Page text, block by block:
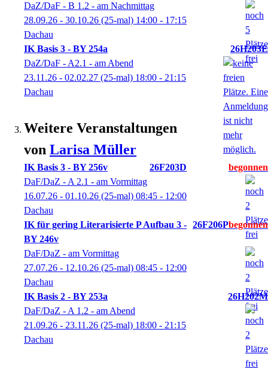
DaZ/DaF - B 1.2 - am Nachmittag
28.09.26 - 30.10.26 (25-mal) 14:00 - 17:15
Dachau
IK Basis 3 - BY 254a
26H203E
DaZ/DaF - A2.1 - am Abend
23.11.26 - 02.02.27 (25-mal) 18:00 - 21:15
Dachau
Weitere Veranstaltungen
von Larisa Müller
IK Basis 3 - BY 256v
26F203D
DaF/DaZ - A 2.1 - am Vormittag
16.07.26 - 01.10.26 (25-mal) 08:45 - 12:00
Dachau
IK für gering Literarisierte P Aufbau 3 -
BY 246v
26F206P
DaF/DaZ - am Vormittag
27.07.26 - 12.10.26 (25-mal) 08:45 - 12:00
Dachau
IK Basis 2 - BY 253a
26H202M
DaF/DaZ - A 1.2 - am Abend
21.09.26 - 23.11.26 (25-mal) 18:00 - 21:15
Dachau